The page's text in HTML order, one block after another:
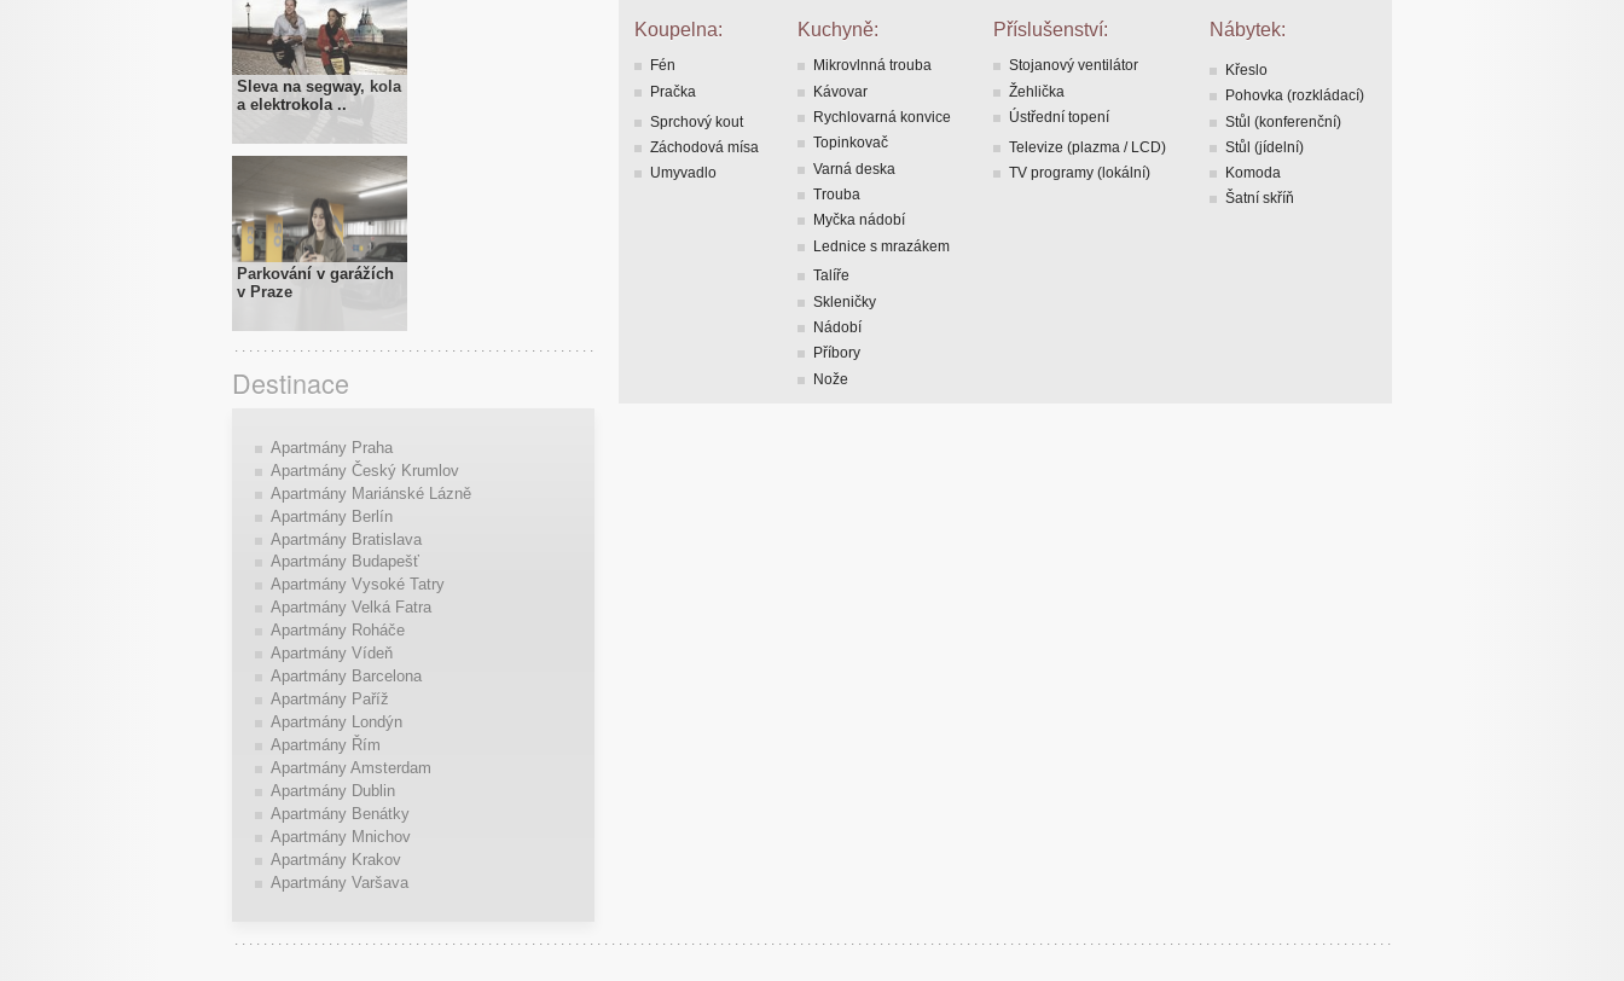
Koupelna: Kuchyně: Příslušenství: Nábytek:
Fén
Pračka
Sprchový kout
Záchodová mísa
Umyvadlo
Mikrovlnná trouba
Kávovar
Rychlovarná konvice
Topinkovač
Varná deska
Trouba
Myčka nádobí
Lednice s mrazákem
Talíře
Skleničky
Nádobí
Příbory
Nože
Stojanový ventilátor
Žehlička
Ústřední topení
Televize (plazma / LCD)
TV programy (lokální)
Křeslo
Pohovka (rozkládací)
Stůl (konferenční)
Stůl (jídelní)
Komoda
Šatní skříň
Sleva na segway, kola
a elektrokola ..
Parkování v garážích
v Praze
Destinace
Apartmány Praha
Apartmány Český Krumlov
Apartmány Mariánské Lázně
Apartmány Berlín
Apartmány Bratislava
Apartmány Budapešť
Apartmány Vysoké Tatry
Apartmány Velká Fatra
Apartmány Roháče
Apartmány Vídeň
Apartmány Barcelona
Apartmány Paříž
Apartmány Londýn
Apartmány Řím
Apartmány Amsterdam
Apartmány Dublin
Apartmány Benátky
Apartmány Mnichov
Apartmány Krakov
Apartmány Varšava